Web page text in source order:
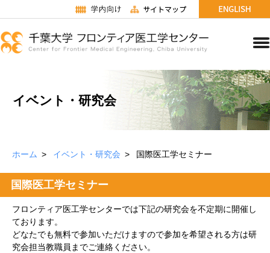
イベント・研究会
ホーム イベント・研究会 国際医工学セミナー
国際医工学セミナー
フロンティア医工学センターでは下記の研究会を不定期に開催し
ております。
どなたでも無料で参加いただけますので参加を希望される方は研
究会担当教職員までご連絡ください。